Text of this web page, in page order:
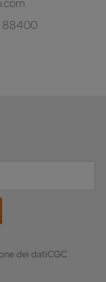
88400
dei datiCGC